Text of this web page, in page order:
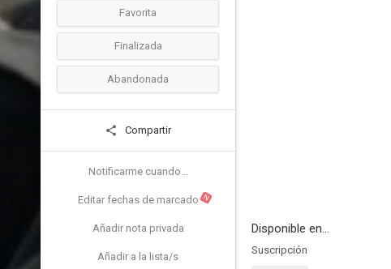
Favorita
Finalizada
Abandonada
Compartir
Notificarme cuando...
Editar fechas de marcado N
Añadir nota privada
Añadir a la lista/s
Disponible en...
Suscripción